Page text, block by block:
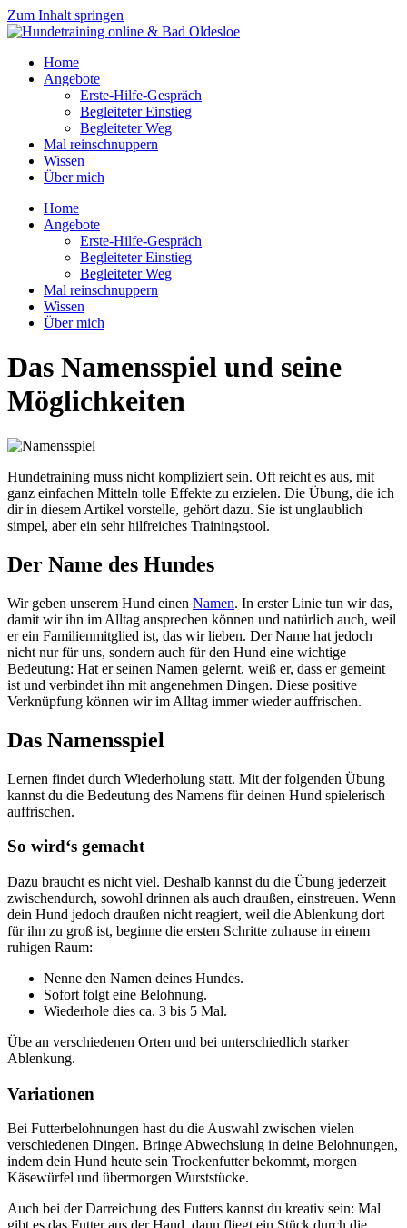
Zum Inhalt springen
Home
Angebote
Erste-Hilfe-Gespräch
Begleiteter Einstieg
Begleiteter Weg
Mal reinschnuppern
Wissen
Über mich
Home
Angebote
Erste-Hilfe-Gespräch
Begleiteter Einstieg
Begleiteter Weg
Mal reinschnuppern
Wissen
Über mich
Das Namensspiel und seine
Möglichkeiten
Hundetraining muss nicht kompliziert sein. Oft reicht es aus, mit
ganz einfachen Mitteln tolle Effekte zu erzielen. Die Übung, die ich
dir in diesem Artikel vorstelle, gehört dazu. Sie ist unglaublich
simpel, aber ein sehr hilfreiches Trainingstool.
Der Name des Hundes
Wir geben unserem Hund einen Namen. In erster Linie tun wir das,
damit wir ihn im Alltag ansprechen können und natürlich auch, weil
er ein Familienmitglied ist, das wir lieben. Der Name hat jedoch
nicht nur für uns, sondern auch für den Hund eine wichtige
Bedeutung: Hat er seinen Namen gelernt, weiß er, dass er gemeint
ist und verbindet ihn mit angenehmen Dingen. Diese positive
Verknüpfung können wir im Alltag immer wieder auffrischen.
Das Namensspiel
Lernen findet durch Wiederholung statt. Mit der folgenden Übung
kannst du die Bedeutung des Namens für deinen Hund spielerisch
auffrischen.
So wird‘s gemacht
Dazu braucht es nicht viel. Deshalb kannst du die Übung jederzeit
zwischendurch, sowohl drinnen als auch draußen, einstreuen. Wenn
dein Hund jedoch draußen nicht reagiert, weil die Ablenkung dort
für ihn zu groß ist, beginne die ersten Schritte zuhause in einem
ruhigen Raum:
Nenne den Namen deines Hundes.
Sofort folgt eine Belohnung.
Wiederhole dies ca. 3 bis 5 Mal.
Übe an verschiedenen Orten und bei unterschiedlich starker
Ablenkung.
Variationen
Bei Futterbelohnungen hast du die Auswahl zwischen vielen
verschiedenen Dingen. Bringe Abwechslung in deine Belohnungen,
indem dein Hund heute sein Trockenfutter bekommt, morgen
Käsewürfel und übermorgen Wurststücke.
Auch bei der Darreichung des Futters kannst du kreativ sein: Mal